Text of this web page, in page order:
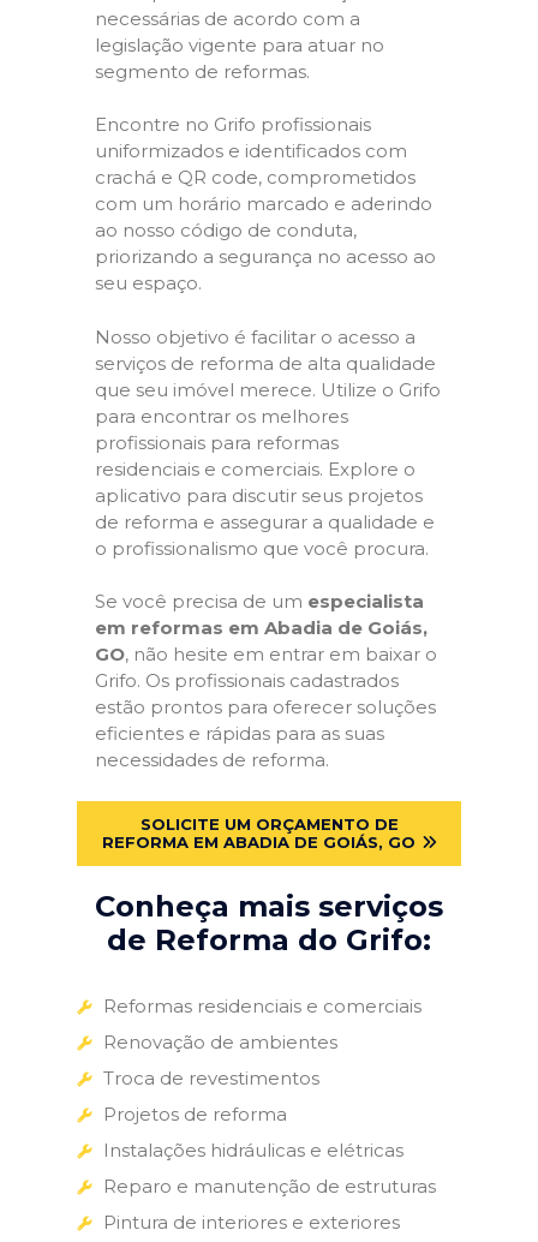
necessárias de acordo com a
legislação vigente para atuar no
segmento de reformas.
Encontre no Grifo profissionais
uniformizados e identificados com
crachá e QR code, comprometidos
com um horário marcado e aderindo
ao nosso código de conduta,
priorizando a segurança no acesso ao
seu espaço.
Nosso objetivo é facilitar o acesso a
serviços de reforma de alta qualidade
que seu imóvel merece. Utilize o Grifo
para encontrar os melhores
profissionais para reformas
residenciais e comerciais. Explore o
aplicativo para discutir seus projetos
de reforma e assegurar a qualidade e
o profissionalismo que você procura.
Se você precisa de um especialista
em reformas em Abadia de Goiás,
GO, não hesite em entrar em baixar o
Grifo. Os profissionais cadastrados
estão prontos para oferecer soluções
eficientes e rápidas para as suas
necessidades de reforma.
SOLICITE UM ORÇAMENTO DE
REFORMA EM ABADIA DE GOIÁS, GO
Conheça mais serviços
de Reforma do Grifo:
Reformas residenciais e comerciais
Renovação de ambientes
Troca de revestimentos
Projetos de reforma
Instalações hidráulicas e elétricas
Reparo e manutenção de estruturas
Pintura de interiores e exteriores